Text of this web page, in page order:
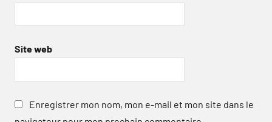
Site web
Enregistrer mon nom, mon e-mail et mon site dans le